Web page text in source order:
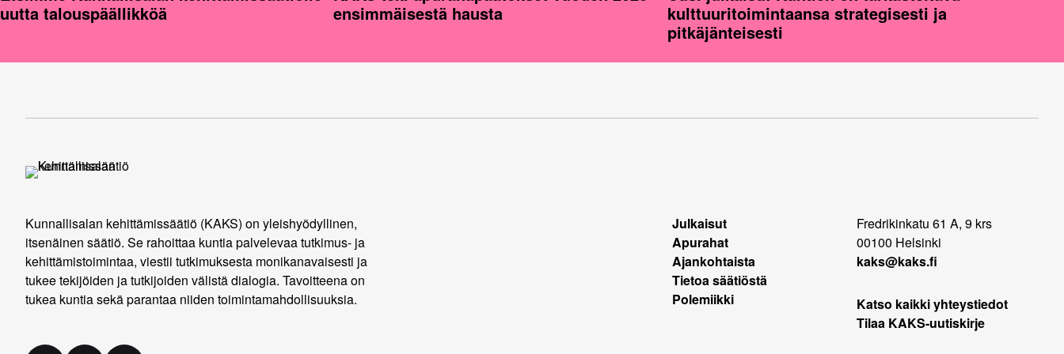
uutta talouspäällikköä
ensimmäisestä hausta
kulttuuritoimintaansa strategisesti ja
pitkäjänteisesti
Kunnallisalan kehittämissäätiö (KAKS) on yleishyödyllinen,
itsenäinen säätiö. Se rahoittaa kuntia palvelevaa tutkimus- ja
kehittämistoimintaa, viestii tutkimuksesta monikanavaisesti ja
tukee tekijöiden ja tutkijoiden välistä dialogia. Tavoitteena on
tukea kuntia sekä parantaa niiden toimintamahdollisuuksia.
Julkaisut
Apurahat
Ajankohtaista
Tietoa säätiöstä
Polemiikki
Fredrikinkatu 61 A, 9 krs
00100 Helsinki
kaks@kaks.fi
Katso kaikki yhteystiedot
Tilaa KAKS-uutiskirje